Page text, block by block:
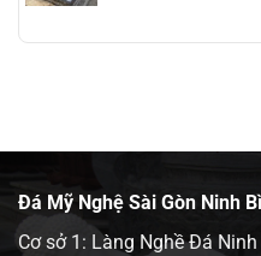
Đá Mỹ Nghệ Sài Gòn Ninh
Cơ sở 1: Làng Nghề Đá